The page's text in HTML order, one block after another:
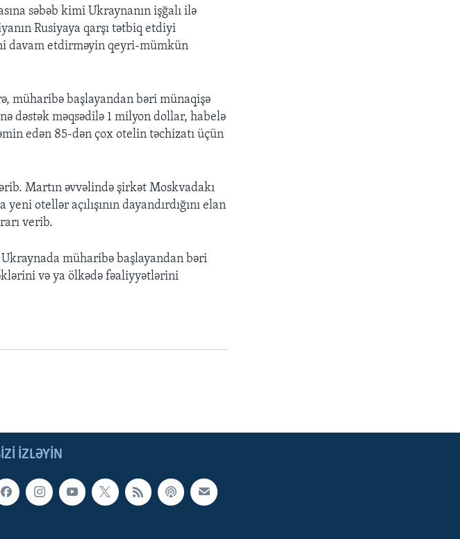
səbəb kimi Ukraynanın işğalı ilə
Rusiyaya qarşı tətbiq etdiyi
davam etdirməyin qeyri-mümkün
müharibə başlayandan bəri münaqişə
dəstək məqsədilə 1 milyon dollar, habelə
edən 85-dən çox otelin təchizatı üçün
Martın əvvəlində şirkət Moskvadakı
otellər açılışının dayandırdığını elan
verib.
müharibə başlayandan bəri
və ya ölkədə fəaliyyətlərini
IZLƏYIN